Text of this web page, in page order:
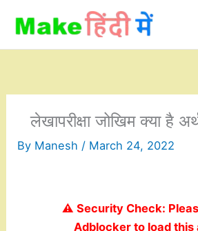
content
लेखापरीक्षा जोखिम क्या है
By Manesh / March 24, 2022
⚠️ Security Check:
Adblocker to load this